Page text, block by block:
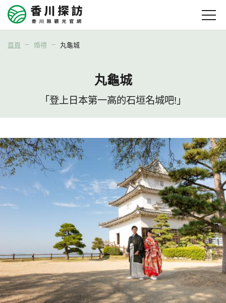
首頁 婚禮 丸龜城
丸龜城
「登上日本第一高的石垣名城吧!」